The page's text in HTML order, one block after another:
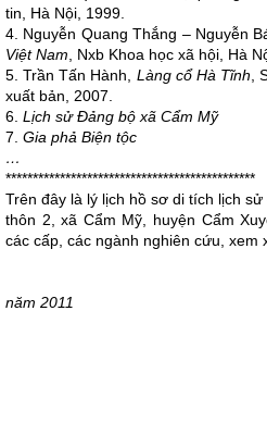
tin, Hà Nội, 1999.
4. Nguyễn Quang Thắng – Nguyễn
Việt Nam , Nxb Khoa học xã hội, Hà
5. Trần Tấn Hành, Làng cổ Hà Tĩnh ,
xuất bản, 2007.
6. Lịch sử Đảng bộ xã Cẩm Mỹ
7. Gia phả Biện tộc
…
**********************************************
Trên đây là lý lịch hồ sơ di tích lịch
thôn 2, xã Cẩm Mỹ, huyện Cẩm
các cấp, các ngành nghiên cứu, xem
năm 2011
Nguyễn